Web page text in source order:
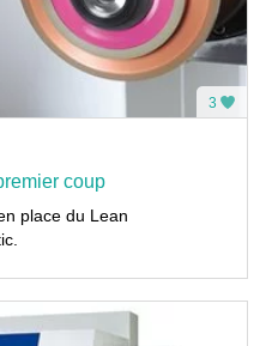
3
coup
place du Lean